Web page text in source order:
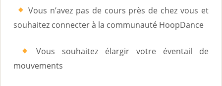
Vous n’avez pas de cours près de chez vous et
souhaitez connecter à la communauté HoopDance
Vous souhaitez élargir votre éventail de
mouvements